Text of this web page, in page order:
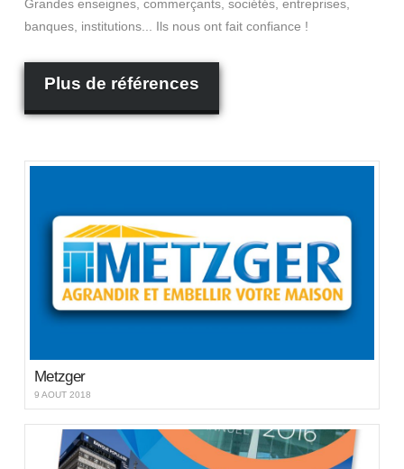
Grandes enseignes, commerçants, sociétés, entreprises,
banques, institutions... Ils nous ont fait confiance !
Plus de références
Metzger
9 AOÛT 2018